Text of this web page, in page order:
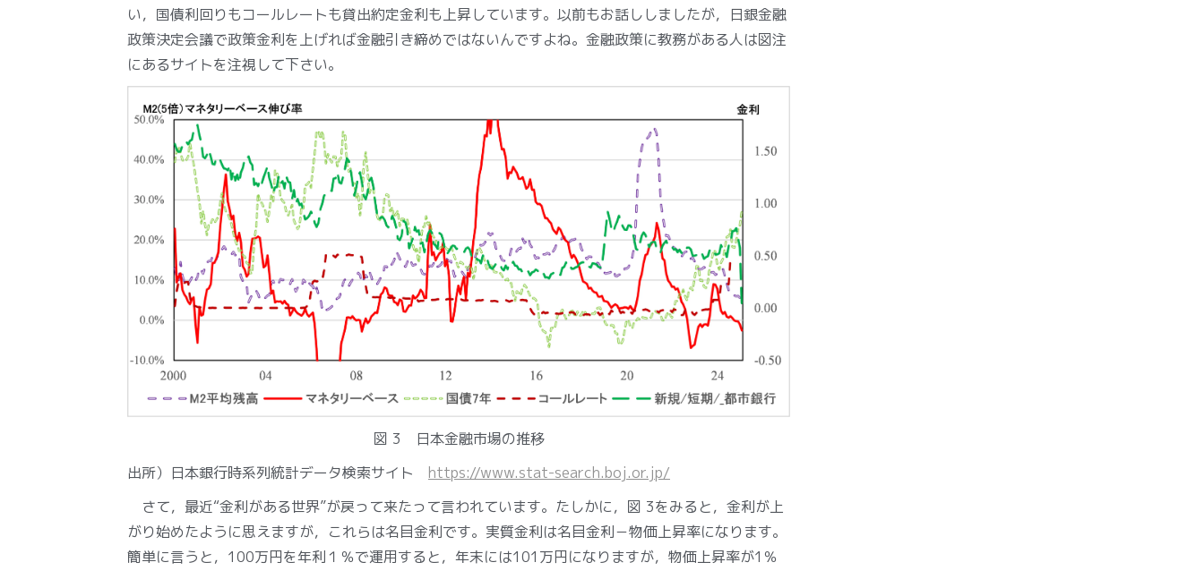
い，国債利回りもコールレートも貸出約定金利も上昇しています。以前もお話ししましたが，日銀金融
政策決定会議で政策金利を上げれば金融引き締めではないんですよね。金融政策に教務がある人は図注
にあるサイトを注視して下さい。
図 3 日本金融市場の推移
出所）日本銀行時系列統計データ検索サイト https://www.stat-search.boj.or.jp/
さて，最近“金利がある世界”が戻って来たって言われています。たしかに，図 3をみると，金利が上
がり始めたように思えますが，これらは名目金利です。実質金利は名目金利－物価上昇率になります。
簡単に言うと，100万円を年利１％で運用すると，年末には101万円になりますが，物価上昇率が1％